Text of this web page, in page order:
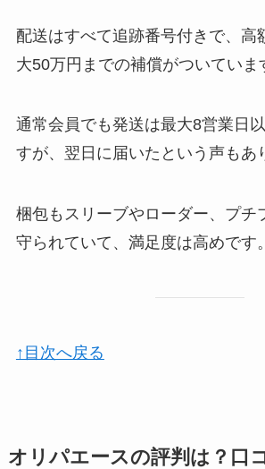
配送はすべて追跡番号付きで、高
大50万円までの補償がついていま
通常会員でも発送は最大8営業日
すが、翌日に届いたという声もあ
梱包もスリーブやローダー、プチ
守られていて、満足度は高めです。
↑目次へ戻る
オリパエースの評判は？口